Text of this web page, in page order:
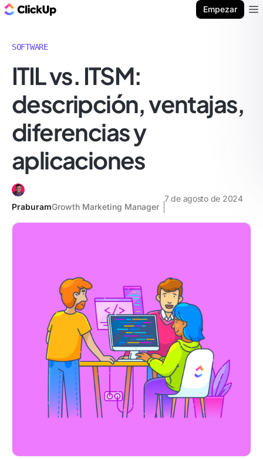
Empezar
SOFTWARE
ITIL vs. ITSM:
descripción, ventajas,
diferencias y
aplicaciones
PraburamGrowth Marketing Manager
7 de agosto de 2024